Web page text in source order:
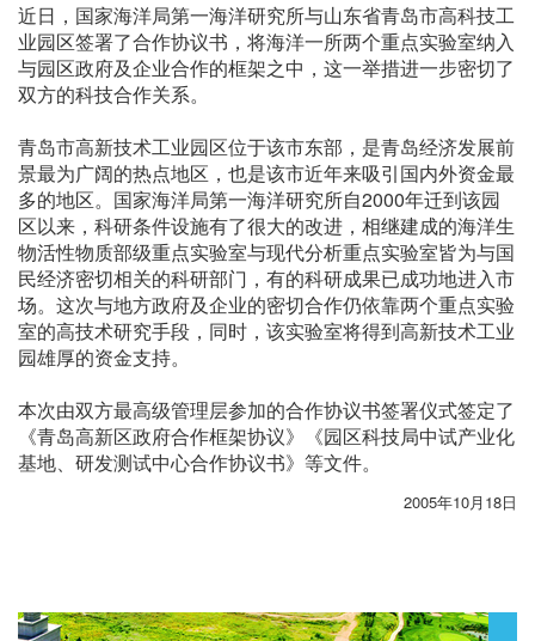
近日，国家海洋局第一海洋研究所与山东省青岛市高科技工
业园区签署了合作协议书，将海洋一所两个重点实验室纳入
与园区政府及企业合作的框架之中，这一举措进一步密切了
双方的科技合作关系。
青岛市高新技术工业园区位于该市东部，是青岛经济发展前
景最为广阔的热点地区，也是该市近年来吸引国内外资金最
多的地区。国家海洋局第一海洋研究所自2000年迁到该园
区以来，科研条件设施有了很大的改进，相继建成的海洋生
物活性物质部级重点实验室与现代分析重点实验室皆为与国
民经济密切相关的科研部门，有的科研成果已成功地进入市
场。这次与地方政府及企业的密切合作仍依靠两个重点实验
室的高技术研究手段，同时，该实验室将得到高新技术工业
园雄厚的资金支持。
本次由双方最高级管理层参加的合作协议书签署仪式签定了
《青岛高新区政府合作框架协议》《园区科技局中试产业化
基地、研发测试中心合作协议书》等文件。
2005年10月18日